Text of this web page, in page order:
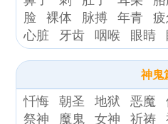
脸
裸体 脉搏 年青
心脏
牙齿 咽喉 眼睛
神鬼
忏悔 朝圣 地狱 恶魔
祭神
魔鬼 女神 祈祷